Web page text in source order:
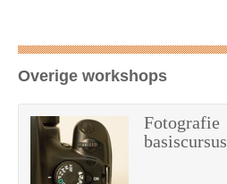
Overige workshops
Fotografie
basiscursus